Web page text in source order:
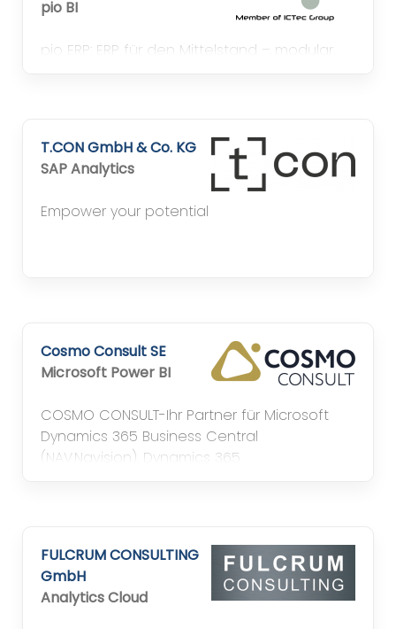
pio BI
pio ERP: ERP für den Mittelstand – modular,
Pharmahandel, Lebensmittel, techn. Handel,
Textil. 50–250 MA, DACH.
T.CON GmbH & Co. KG
SAP Analytics
Empower your potential
Cosmo Consult SE
Microsoft Power BI
COSMO CONSULT-Ihr Partner für Microsoft
Dynamics 365 Business Central
(NAV,Navision), Dynamics 365
FULCRUM CONSULTING
GmbH
Analytics Cloud